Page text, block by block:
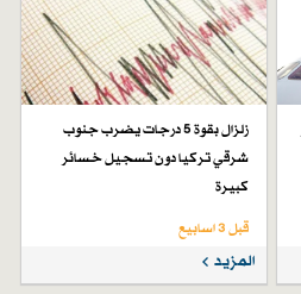
زلزال بقوة 5 درجات يضرب جنوب
شرقي تركيا دون تسجيل خسائر
كبيرة
قبل 3 اسابیع
المزيد